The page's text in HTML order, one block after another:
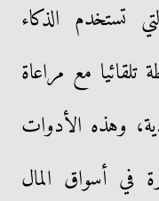
تستخدم الذكاء
تلقائيا مع مراعاة
وهذه الأدوات
في أسواق المال